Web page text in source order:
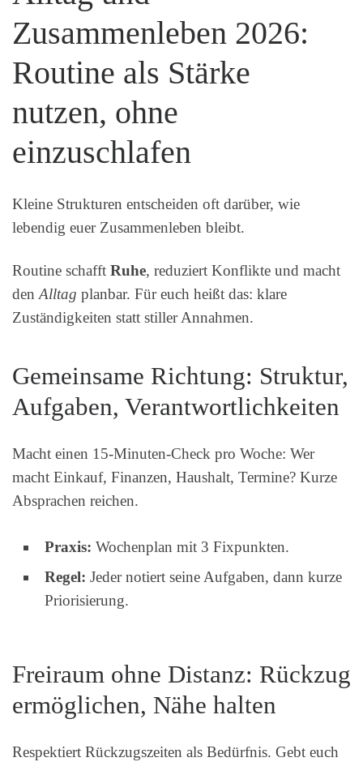
Zusammenleben 2026:
Routine als Stärke
nutzen, ohne
einzuschlafen
Kleine Strukturen entscheiden oft darüber, wie
lebendig euer Zusammenleben bleibt.
Routine schafft Ruhe, reduziert Konflikte und macht
denAlltag planbar. Für euch heißt das: klare
Zuständigkeiten statt stiller Annahmen.
Gemeinsame Richtung: Struktur,
Aufgaben, Verantwortlichkeiten
Macht einen 15‑Minuten‑Check pro Woche: Wer
macht Einkauf, Finanzen, Haushalt, Termine? Kurze
Absprachen reichen.
Praxis: Wochenplan mit 3 Fixpunkten.
Regel: Jeder notiert seine Aufgaben, dann kurze
Priorisierung.
Freiraum ohne Distanz: Rückzug
ermöglichen, Nähe halten
Respektiert Rückzugszeiten als Bedürfnis. Gebt euch